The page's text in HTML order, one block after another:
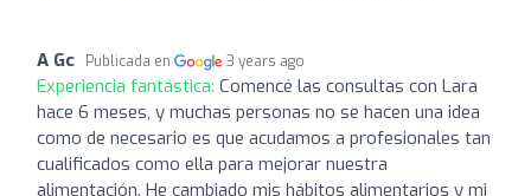
A Gc Publicada en 3 years ago
Experiencia fantástica: Comencé las consultas con Lara
hace 6 meses, y muchas personas no se hacen una idea
como de necesario es que acudamos a profesionales tan
cualificados como ella para mejorar nuestra
alimentación. He cambiado mis hábitos alimentarios y mi